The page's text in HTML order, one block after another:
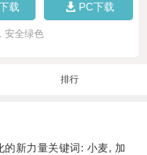
载 PC下载
安全绿色
排行
新力量关键词: 小麦, 加